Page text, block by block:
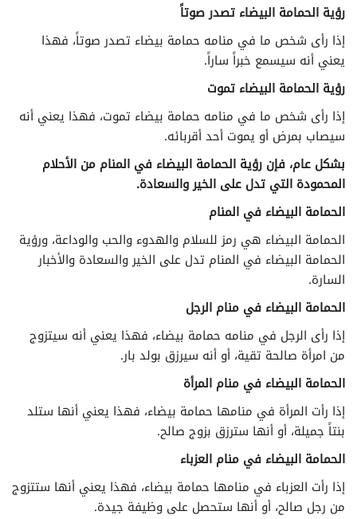
تفسير الأحلام لابن سيرين حرف الهاء
تفسير الأحلام لابن سيرين حرف الواو
تفسير الأحلام لابن سيرين حرف الياء
رؤية الحمامة البيضاء تصدر صوتاً
إذا رأى شخص ما في منامه حمامة بيضاء تصدر صوتاً، فهذا
يعني أنه سيسمع خبراً ساراً.
رؤية الحمامة البيضاء تموت
إذا رأى شخص ما في منامه حمامة بيضاء تموت، فهذا يعني أنه
سيصاب بمرض أو يموت أحد أقربائه.
بشكل عام، فإن رؤية الحمامة البيضاء في المنام من الأحلام
المحمودة التي تدل على الخير والسعادة.
الحمامة البيضاء في المنام
الحمامة البيضاء هي رمز للسلام والهدوء والحب والوداعة، ورؤية
الحمامة البيضاء في المنام تدل على الخير والسعادة والأخبار
السارة.
الحمامة البيضاء في منام الرجل
إذا رأى الرجل في منامه حمامة بيضاء، فهذا يعني أنه سيتزوج
من امرأة صالحة تقية، أو أنه سيرزق بولد بار.
الحمامة البيضاء في منام المرأة
إذا رأت المرأة في منامها حمامة بيضاء، فهذا يعني أنها ستلد
بنتاً جميلة، أو أنها سترزق بزوج صالح.
الحمامة البيضاء في منام العزباء
إذا رأت العزباء في منامها حمامة بيضاء، فهذا يعني أنها ستتزوج
من رجل صالح، أو أنها ستحصل على وظيفة جيدة.